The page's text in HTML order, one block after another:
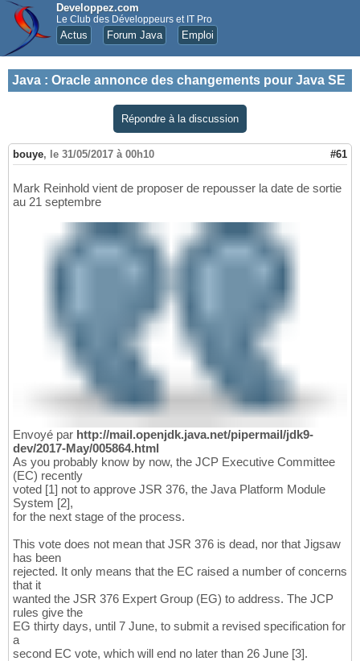
Developpez.com
Le Club des Développeurs et IT Pro
Actus Forum Java Emploi
Java : Oracle annonce des changements pour Java SE
Répondre à la discussion
bouye, le 31/05/2017 à 00h10 #61
Mark Reinhold vient de proposer de repousser la date de sortie
au 21 septembre
Envoyé par http://mail.openjdk.java.net/pipermail/jdk9-
dev/2017-May/005864.html
As you probably know by now, the JCP Executive Committee
(EC) recently
voted [1] not to approve JSR 376, the Java Platform Module
System [2],
for the next stage of the process.
This vote does not mean that JSR 376 is dead, nor that Jigsaw
has been
rejected. It only means that the EC raised a number of concerns
that it
wanted the JSR 376 Expert Group (EG) to address. The JCP
rules give the
EG thirty days, until 7 June, to submit a revised specification for
a
second EC vote, which will end no later than 26 June [3].